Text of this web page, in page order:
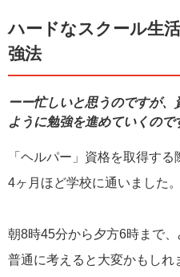
ハードなスクール生
強法
ーー忙しいと思うのですが
ように勉強を進めていくので
「ヘルパー」資格を取得す
4ヶ月ほど学校に通いました。
朝8時45分から夕方6時まで
普通に考えると大変かもしれ